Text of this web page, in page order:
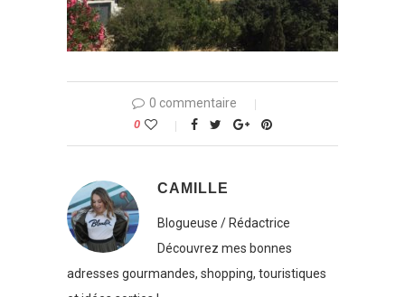
0 commentaire
0
CAMILLE
Blogueuse / Rédactrice
Découvrez mes bonnes
adresses gourmandes, shopping, touristiques